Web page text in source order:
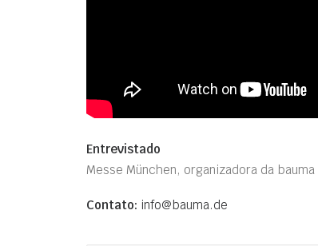
Entrevistado
Messe München, organizadora da bauma
Contato: info@bauma.de